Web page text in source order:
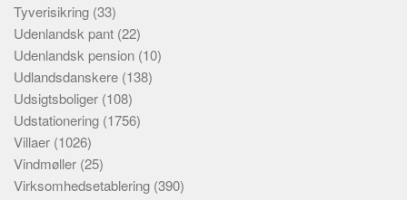
Tyverisikring (33)
Udenlandsk pant (22)
Udenlandsk pension (10)
Udlandsdanskere (138)
Udsigtsboliger (108)
Udstationering (1756)
Villaer (1026)
Vindmøller (25)
Virksomhedsetablering (390)